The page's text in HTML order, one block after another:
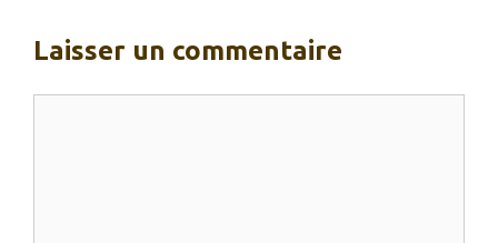
Laisser un commentaire